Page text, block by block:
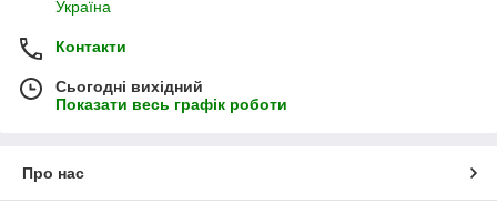
Україна
Контакти
Сьогодні вихідний
Показати весь графік роботи
Про нас